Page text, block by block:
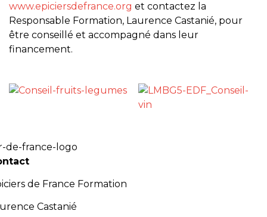
www.epiciersdefrance.org et contactez la
Responsable Formation, Laurence Castanié, pour
être conseillé et accompagné dans leur
financement.
de France Formation
Castanié